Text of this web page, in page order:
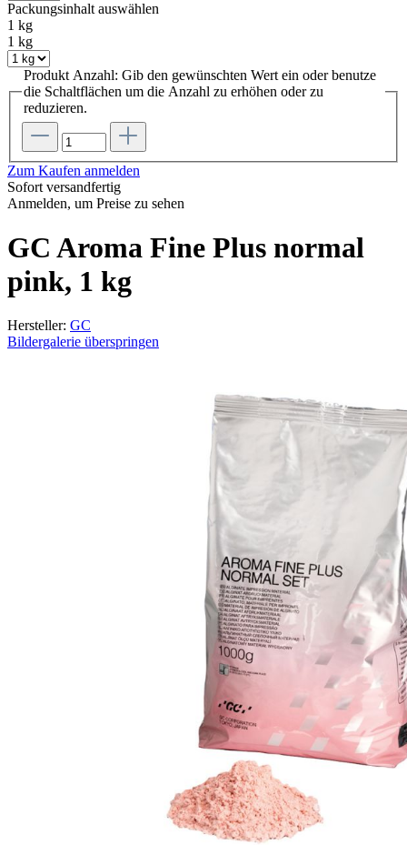
Packungsinhalt auswählen
1 kg
1 kg
Produkt Anzahl: Gib den gewünschten Wert ein oder benutze
die Schaltflächen um die Anzahl zu erhöhen oder zu
reduzieren.
Zum Kaufen anmelden
Sofort versandfertig
Anmelden, um Preise zu sehen
GC Aroma Fine Plus normal
pink, 1 kg
Hersteller: GC
Bildergalerie überspringen